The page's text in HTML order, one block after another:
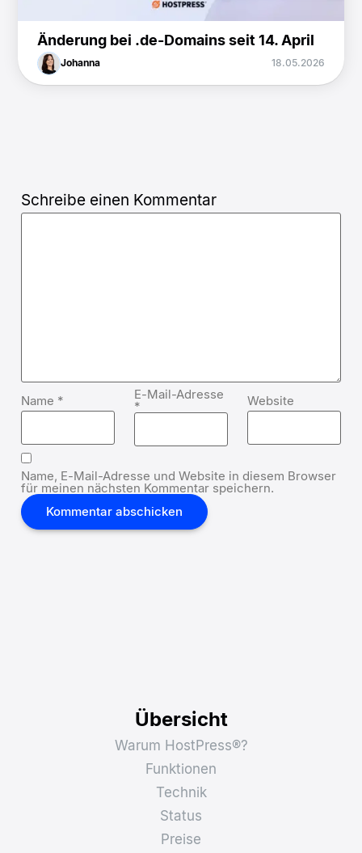
Änderung bei .de-Domains seit 14. April
Johanna 18.05.2026
Schreibe einen Kommentar
Name * E-Mail-Adresse
* Website
Name, E-Mail-Adresse und Website in diesem Browser
für meinen nächsten Kommentar speichern.
Übersicht
Warum HostPress®?
Funktionen
Technik
Status
Preise